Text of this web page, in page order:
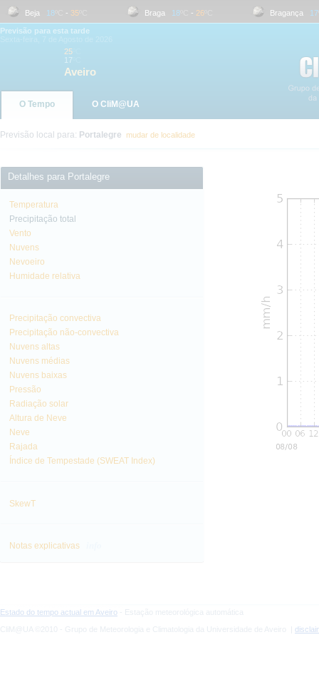
Beja 18 ºC- 35 ºC Braga 18 ºC- 26 ºC Bragança 17 ºC
Previsão para esta tarde
25
17
Aveiro
O Tempo O CliM@UA
Previsão local para: Portalegre mudar de localidade
Detalhes para Portalegre
Temperatura
Precipitação total
Vento
Nuvens
Nevoeiro
Humidade relativa
Precipitação convectiva
Precipitação não-convectiva
Nuvens altas
Nuvens médias
Nuvens baixas
Pressão
Radiação solar
Altura de Neve
Neve
Rajada
Índice de Tempestade (SWEAT Index)
SkewT
Notas explicativas
Estado do tempo actual em Aveiro - Estação meteorológica automática
CliM@UA ©2010 - Grupo de Meteorologia e Climatologia da Universidade de Aveiro |